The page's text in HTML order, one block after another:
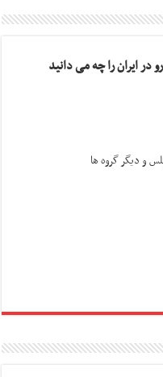
ایران را چه می دانید
و دیگر گروه ها